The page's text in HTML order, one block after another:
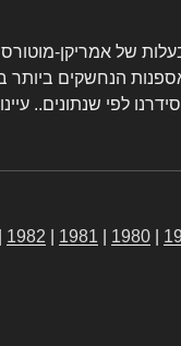
הבעלות של אמריקן-
הנחשקים
לפי שנתונים..
1980
1981
1982